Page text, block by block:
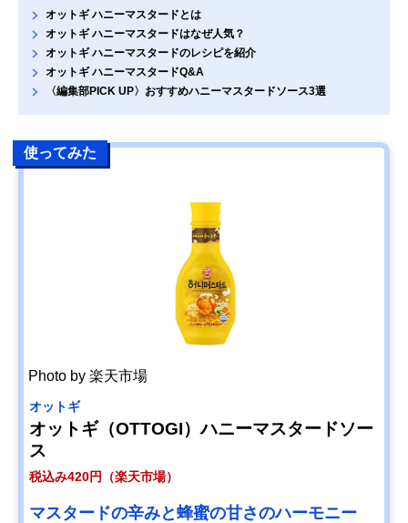
オットギ ハニーマスタードとは
オットギ ハニーマスタードはなぜ人気？
オットギ ハニーマスタードのレシピを紹介
オットギ ハニーマスタードQ&A
〈編集部PICK UP〉おすすめハニーマスタードソース3選
使ってみた
Photo by 楽天市場
オットギ
オットギ（OTTOGI）ハニーマスタードソー
ス
税込み420円（楽天市場）
マスタードの辛みと蜂蜜の甘さのハーモニー